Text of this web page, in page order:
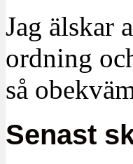
Jag älskar
ordning
så
Senast